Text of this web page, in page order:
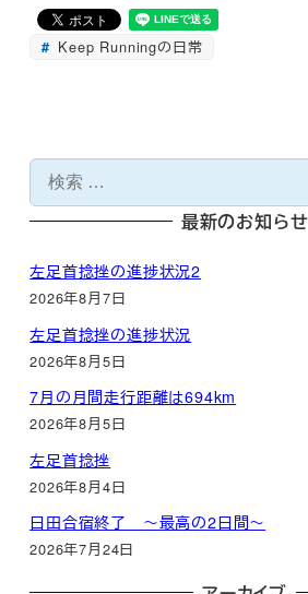
Keep Runningの日常
検
索
最新のお知らせ
左足首捻挫の進捗状況2
2026年8月7日
左足首捻挫の進捗状況
2026年8月5日
7月の月間走行距離は694km
2026年8月5日
左足首捻挫
2026年8月4日
日田合宿終了 ～最高の2日間～
2026年7月24日